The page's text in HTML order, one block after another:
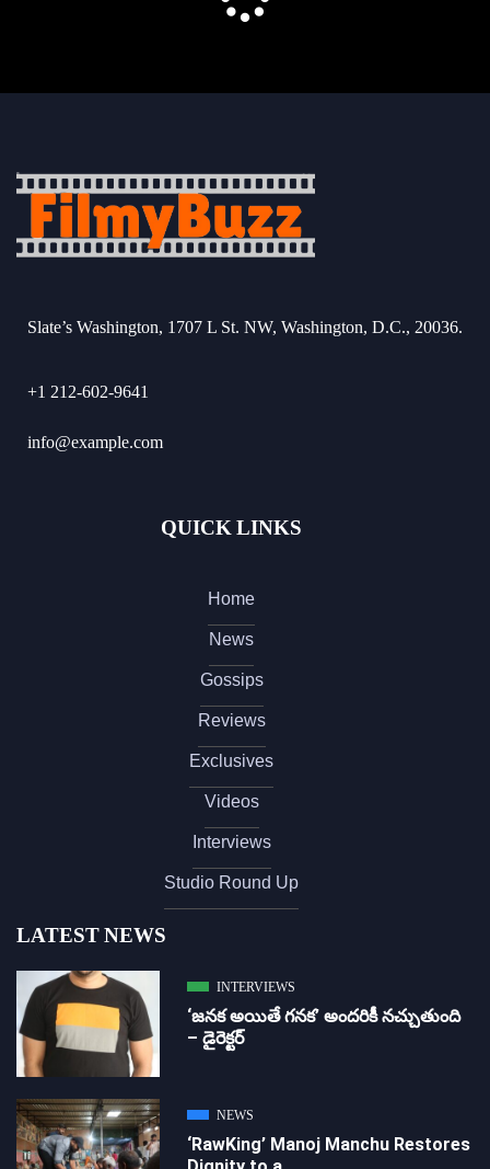
Slate’s Washington, 1707 L St. NW, Washington, D.C., 20036.
+1 212-602-9641
info@example.com
QUICK LINKS
Home
News
Gossips
Reviews
Exclusives
Videos
Interviews
Studio Round Up
LATEST NEWS
INTERVIEWS
‘జ‌న‌క అయితే గ‌న‌క‌’ అందరికీ నచ్చుతుంది
– డైరెక్ట‌ర్
NEWS
‘RawKing’ Manoj Manchu Restores